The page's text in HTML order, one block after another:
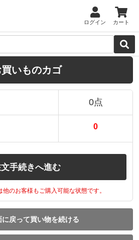
ログイン カート
いものカゴ
0点
0
手続きへ進む
のお客様もご購入可能な状態です。
に戻って買い物を続ける